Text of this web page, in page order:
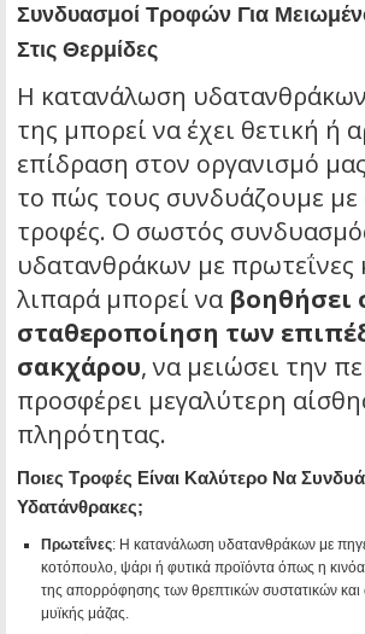
Συνδυασμοί Τροφών Για
Στις Θερμίδες
Η κατανάλωση
της μπορεί να έχει θετική ή
επίδραση στον οργανισμό
το πώς τους συνδυάζουμε με
τροφές. Ο σωστός
υδατανθράκων με πρωτεΐνες
λιπαρά μπορεί να βοηθήσει
σταθεροποίηση των
σακχάρου, να μειώσει την
προσφέρει μεγαλύτερη
πληρότητας.
Ποιες Τροφές Είναι Καλύτερο Να
Υδατάνθρακες;
Πρωτεΐνες: Η κατανάλωση υδατανθράκων με
κοτόπουλο, ψάρι ή φυτικά προϊόντα όπως η
της απορρόφησης των θρεπτικών συστατικών και
μυϊκής μάζας.